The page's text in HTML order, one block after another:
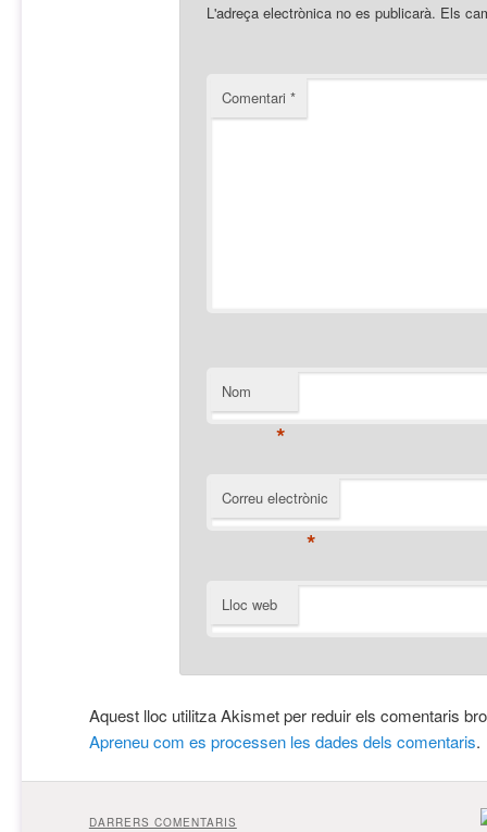
L'adreça electrònica no es publicarà. Els
Comentari *
Nom
*
Correu electrònic
*
Lloc web
Aquest lloc utilitza Akismet per reduir els comentaris
Apreneu com es processen les dades dels comentaris.
DARRERS COMENTARIS